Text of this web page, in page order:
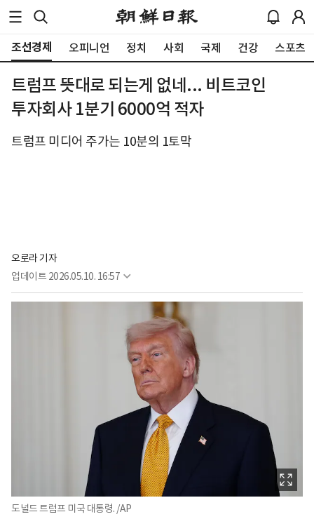
조선경제 오피니언 정치 사회 국제 건강 스포츠
트럼프 뜻대로 되는게 없네... 비트코인
투자회사 1분기 6000억 적자
트럼프 미디어 주가는 10분의 1토막
오로라 기자
업데이트 2026.05.10. 16:57
도널드 트럼프 미국 대통령. /AP